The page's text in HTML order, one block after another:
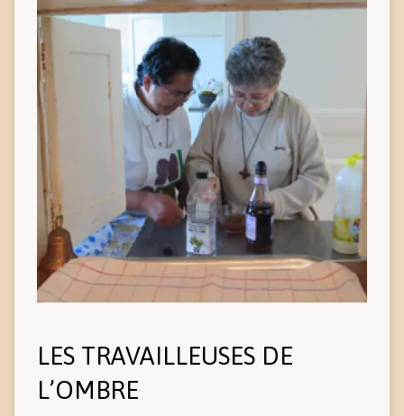
LES TRAVAILLEUSES DE
L’OMBRE